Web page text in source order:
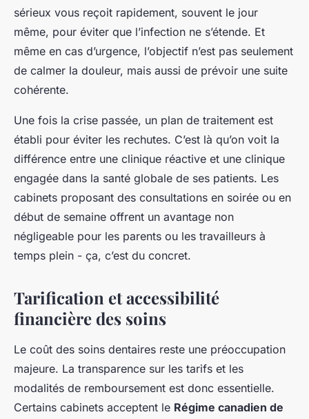
sérieux vous reçoit rapidement, souvent le jour
même, pour éviter que l’infection ne s’étende. Et
même en cas d’urgence, l’objectif n’est pas seulement
de calmer la douleur, mais aussi de prévoir une suite
cohérente.
Une fois la crise passée, un plan de traitement est
établi pour éviter les rechutes. C’est là qu’on voit la
différence entre une clinique réactive et une clinique
engagée dans la santé globale de ses patients. Les
cabinets proposant des consultations en soirée ou en
début de semaine offrent un avantage non
négligeable pour les parents ou les travailleurs à
temps plein - ça, c’est du concret.
Tarification et accessibilité
financière des soins
Le coût des soins dentaires reste une préoccupation
majeure. La transparence sur les tarifs et les
modalités de remboursement est donc essentielle.
Certains cabinets acceptent le Régime canadien de